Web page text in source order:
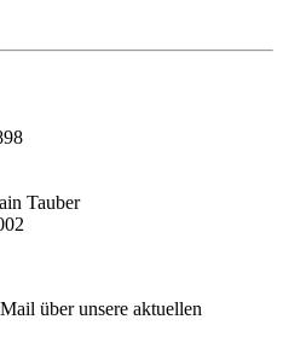
Tauber
über unsere aktuellen